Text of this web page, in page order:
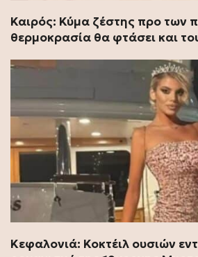
Καιρός: Κύμα ζέστης προ των
θερμοκρασία θα φτάσει και
Κεφαλονιά: Κοκτέιλ ουσιών